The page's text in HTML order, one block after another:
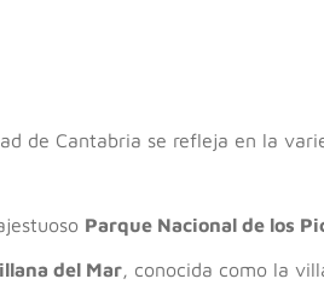
de Cantabria se refleja en la
Parque Nacional de los
del Mar, conocida como la